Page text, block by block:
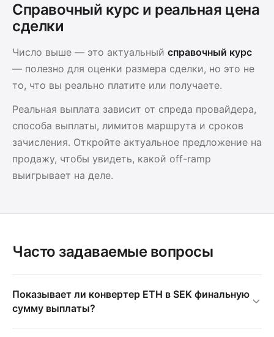
Справочный курс и реальная цена
сделки
Число выше — это актуальный справочный курс
— полезно для оценки размера сделки, но это не
то, что вы реально платите или получаете.
Реальная выплата зависит от спреда провайдера,
способа выплаты, лимитов маршрута и сроков
зачисления. Откройте актуальное предложение на
продажу, чтобы увидеть, какой off-ramp
выигрывает на деле.
Часто задаваемые вопросы
Показывает ли конвертер ETH в SEK финальную
сумму выплаты?